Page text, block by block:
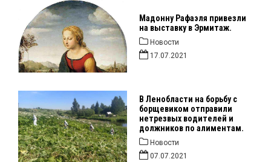
Мадонну Рафаэля привезли
на выставку в Эрмитаж.
Новости
17.07.2021
В Ленобласти на борьбу с
борщевиком отправили
нетрезвых водителей и
должников по алиментам.
Новости
07.07.2021